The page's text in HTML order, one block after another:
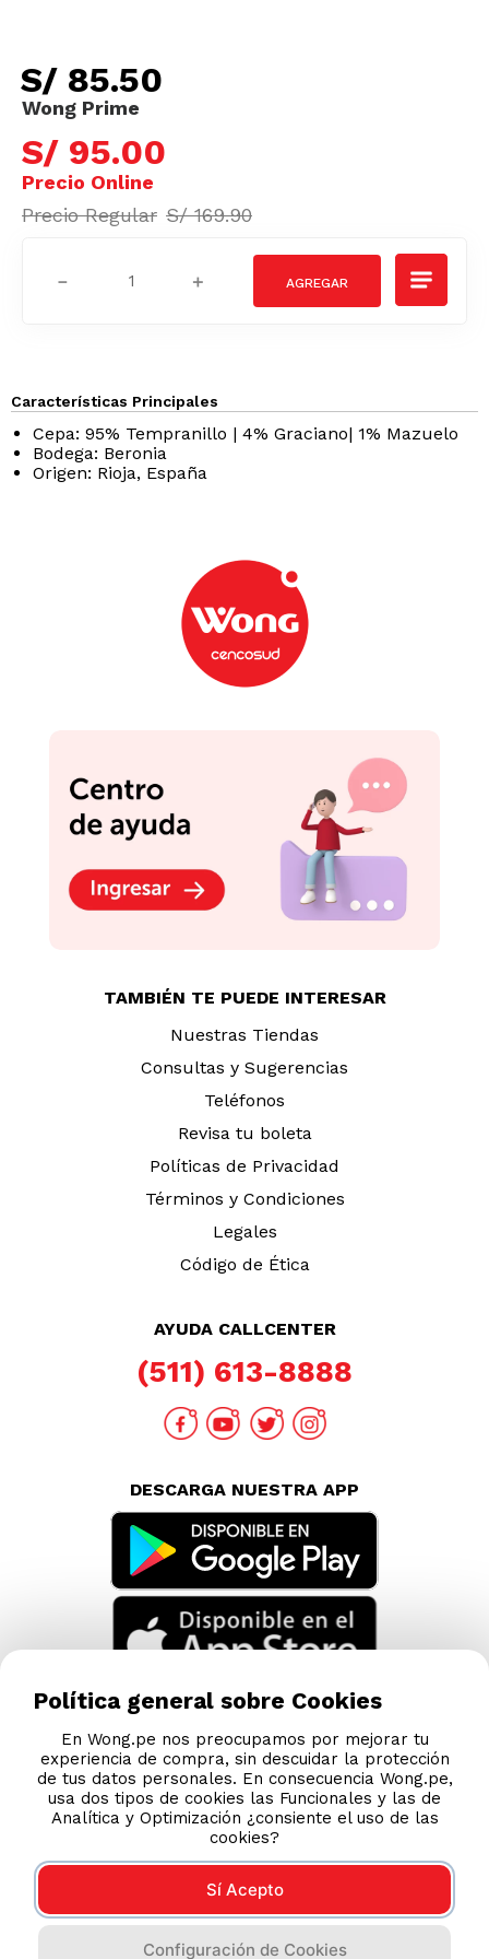
S/ 85.50
S/ 95.00
S/ 169.90
＋
－
Características Principales
Cepa: 95% Tempranillo | 4% Graciano| 1% Mazuelo
Bodega: Beronia
Origen: Rioja, España
TAMBIÉN TE PUEDE INTERESAR
Nuestras Tiendas
Consultas y Sugerencias
Teléfonos
Revisa tu boleta
Políticas de Privacidad
Términos y Condiciones
Legales
Código de Ética
AYUDA CALLCENTER
(511) 613-8888
DESCARGA NUESTRA APP
Política general sobre Cookies
En Wong.pe nos preocupamos por mejorar tu
experiencia de compra, sin descuidar la protección
de tus datos personales. En consecuencia Wong.pe,
usa dos tipos de cookies las Funcionales y las de
Analítica y Optimización ¿consiente el uso de las
cookies?
Sí Acepto
Configuración de Cookies